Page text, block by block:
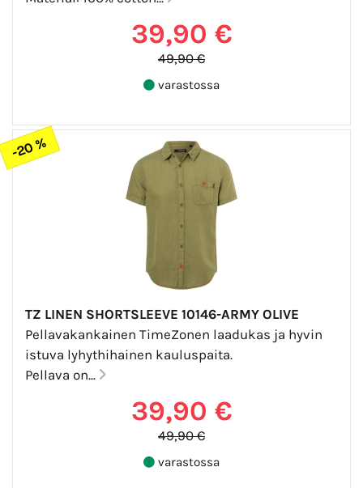
39,90 €
49,90 €
varastossa
-20 %
TZ LINEN SHORTSLEEVE 10146-ARMY OLIVE
Pellavakankainen TimeZonen laadukas ja hyvin
istuva lyhythihainen kauluspaita.
Pellava on...
39,90 €
49,90 €
varastossa